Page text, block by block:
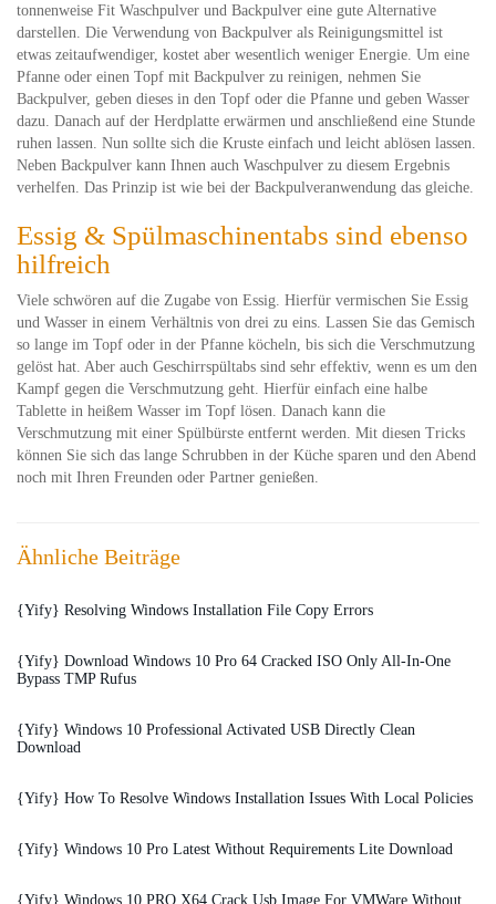
tonnenweise Fit Waschpulver und Backpulver eine gute Alternative
darstellen. Die Verwendung von Backpulver als Reinigungsmittel ist
etwas zeitaufwendiger, kostet aber wesentlich weniger Energie. Um eine
Pfanne oder einen Topf mit Backpulver zu reinigen, nehmen Sie
Backpulver, geben dieses in den Topf oder die Pfanne und geben Wasser
dazu. Danach auf der Herdplatte erwärmen und anschließend eine Stunde
ruhen lassen. Nun sollte sich die Kruste einfach und leicht ablösen lassen.
Neben Backpulver kann Ihnen auch Waschpulver zu diesem Ergebnis
verhelfen. Das Prinzip ist wie bei der Backpulveranwendung das gleiche.
Essig & Spülmaschinentabs sind ebenso
hilfreich
Viele schwören auf die Zugabe von Essig. Hierfür vermischen Sie Essig
und Wasser in einem Verhältnis von drei zu eins. Lassen Sie das Gemisch
so lange im Topf oder in der Pfanne köcheln, bis sich die Verschmutzung
gelöst hat. Aber auch Geschirrspültabs sind sehr effektiv, wenn es um den
Kampf gegen die Verschmutzung geht. Hierfür einfach eine halbe
Tablette in heißem Wasser im Topf lösen. Danach kann die
Verschmutzung mit einer Spülbürste entfernt werden. Mit diesen Tricks
können Sie sich das lange Schrubben in der Küche sparen und den Abend
noch mit Ihren Freunden oder Partner genießen.
Ähnliche Beiträge
{Yify} Resolving Windows Installation File Copy Errors
{Yify} Download Windows 10 Pro 64 Cracked ISO Only All-In-One
Bypass TMP Rufus
{Yify} Windows 10 Professional Activated USB Directly Clean
Download
{Yify} How To Resolve Windows Installation Issues With Local Policies
{Yify} Windows 10 Pro Latest Without Requirements Lite Download
{Yify} Windows 10 PRO X64 Crack Usb Image For VMWare Without